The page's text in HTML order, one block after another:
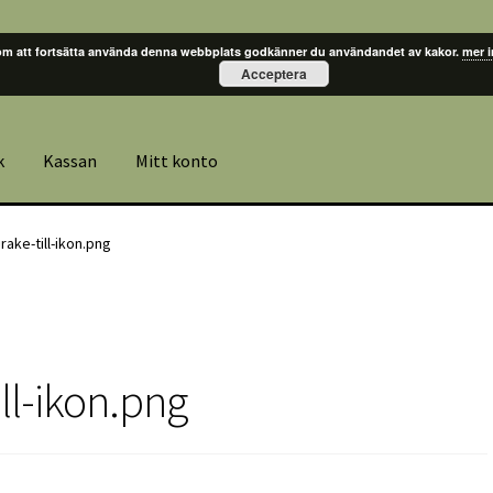
Kassan Mitt konto
till-ikon.png
ikon.png
att fortsätta använda denna webbplats godkänner du användandet av kakor. mer
Acceptera